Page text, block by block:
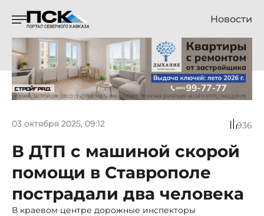
Новости
03 октября 2025, 09:12 936
В ДТП с машиной скорой
помощи в Ставрополе
пострадали два человека
В краевом центре дорожные инспекторы